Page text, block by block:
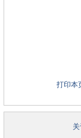
打印本